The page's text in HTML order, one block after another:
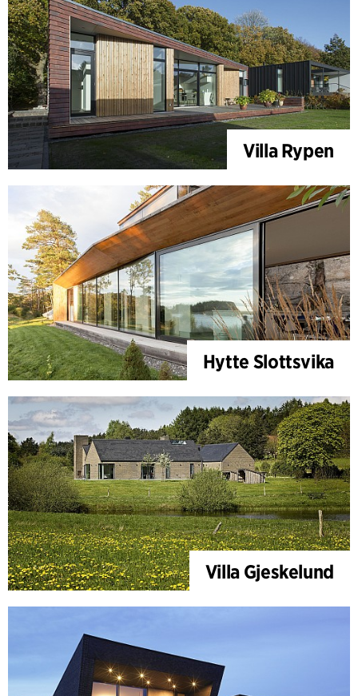
Villa Rypen
Hytte Slottsvika
Villa Gjeskelund